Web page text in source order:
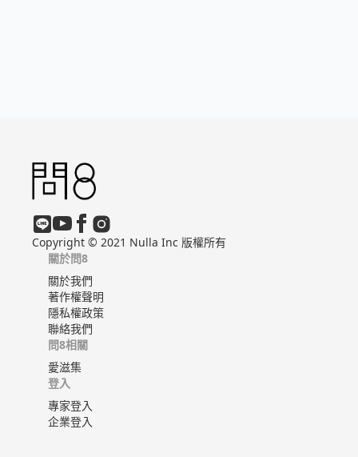
Copyright © 2021 Nulla Inc 版權所有
關於問8
關於我們
著作權聲明
隱私權政策
聯絡我們
問8相關
愛滋集
登入
專家登入
企業登入